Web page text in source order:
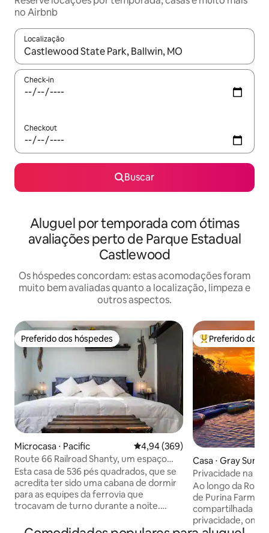
no Airbnb
Localização
Quando os resultados estiverem disponíveis, explore-os
Check-in
Checkout
Buscar
Aluguel por temporada com ótimas
avaliações perto de Parque Estadual
Castlewood
Os hóspedes concordam: estas acomodações foram
muito bem avaliadas quanto a localização, limpeza e
outros aspectos.
Preferido dos hóspedes
Preferido dos hóspedes
Microcasa ⋅ Pacific 4,94 de uma avaliação média de
4,94 (369)
Route 66 Railroad Shanty, um espaço
pequeno e aconchegante
Esta casa de 536 pés quadrados, que se
acredita ter sido uma cabana de dormir
para as equipes da ferrovia que
trocavam de turno durante a noite.
2021 por um artista local, você
Entre os
Preferido dos
Casa ⋅ Gray
Privacidade na
Ao longo da Rota
de Purina Farms,
compartilhada é
privacidade,